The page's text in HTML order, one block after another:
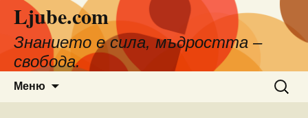
съдържанието
Ljube.com
Знанието е сила, мъдростта –
свобода.
Меню
за: